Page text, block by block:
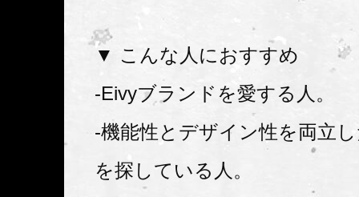
▼ こんな人におすすめ
-Eivyブランドを愛する人。
-機能性とデザイン性を両立
を探している人。